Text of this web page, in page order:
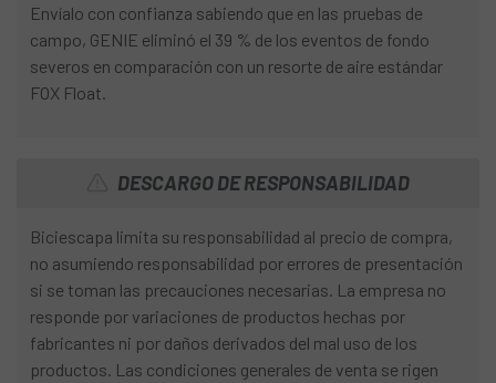
Envíalo con confianza sabiendo que en las pruebas de
campo, GENIE eliminó el 39 % de los eventos de fondo
severos en comparación con un resorte de aire estándar
FOX Float.
DESCARGO DE RESPONSABILIDAD
Biciescapa limita su responsabilidad al precio de compra,
no asumiendo responsabilidad por errores de presentación
si se toman las precauciones necesarias. La empresa no
responde por variaciones de productos hechas por
fabricantes ni por daños derivados del mal uso de los
productos. Las condiciones generales de venta se rigen